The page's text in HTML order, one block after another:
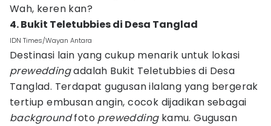
Wah, keren kan?
4. Bukit Teletubbies di Desa Tanglad
IDN Times/Wayan Antara
Destinasi lain yang cukup menarik untuk lokasi
preweddingadalah Bukit Teletubbies di Desa
Tanglad. Terdapat gugusan ilalang yang bergerak
tertiup embusan angin, cocok dijadikan sebagai
backgroundfoto preweddingkamu. Gugusan